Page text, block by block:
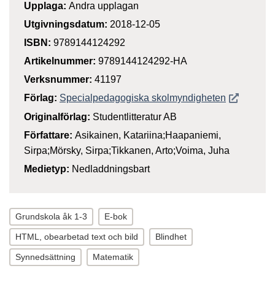
Upplaga: Andra upplagan
Utgivningsdatum: 2018-12-05
ISBN: 9789144124292
Artikelnummer: 9789144124292-HA
Verksnummer: 41197
Förlag: Specialpedagogiska skolmyndigheten Öppnas i
Originalförlag: Studentlitteratur AB
Författare: Asikainen, Katariina;Haapaniemi,
Sirpa;Mörsky, Sirpa;Tikkanen, Arto;Voima, Juha
Medietyp: Nedladdningsbart
Grundskola åk 1-3 E-bok
HTML, obearbetad text och bild Blindhet
Synnedsättning Matematik